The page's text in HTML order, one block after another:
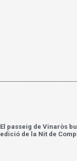
El passeig de Vinaròs
edició de la Nit de